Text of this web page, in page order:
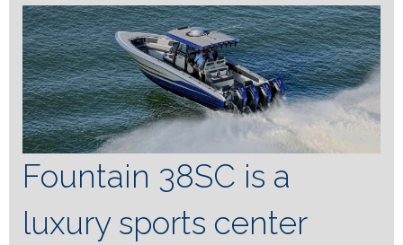
Fountain 38SC is a
luxury sports center